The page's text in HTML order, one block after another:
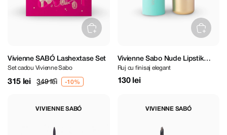
Vivienne SABÓ Lashextase Set
Set cadou Vivienne Sabo
315 lei 349 lei
Vivienne Sabo Nude Lipstik
Createur 09
Ruj cu finisaj elegant
130 lei
VIVIENNE SABÓ VIVIENNE SABÓ